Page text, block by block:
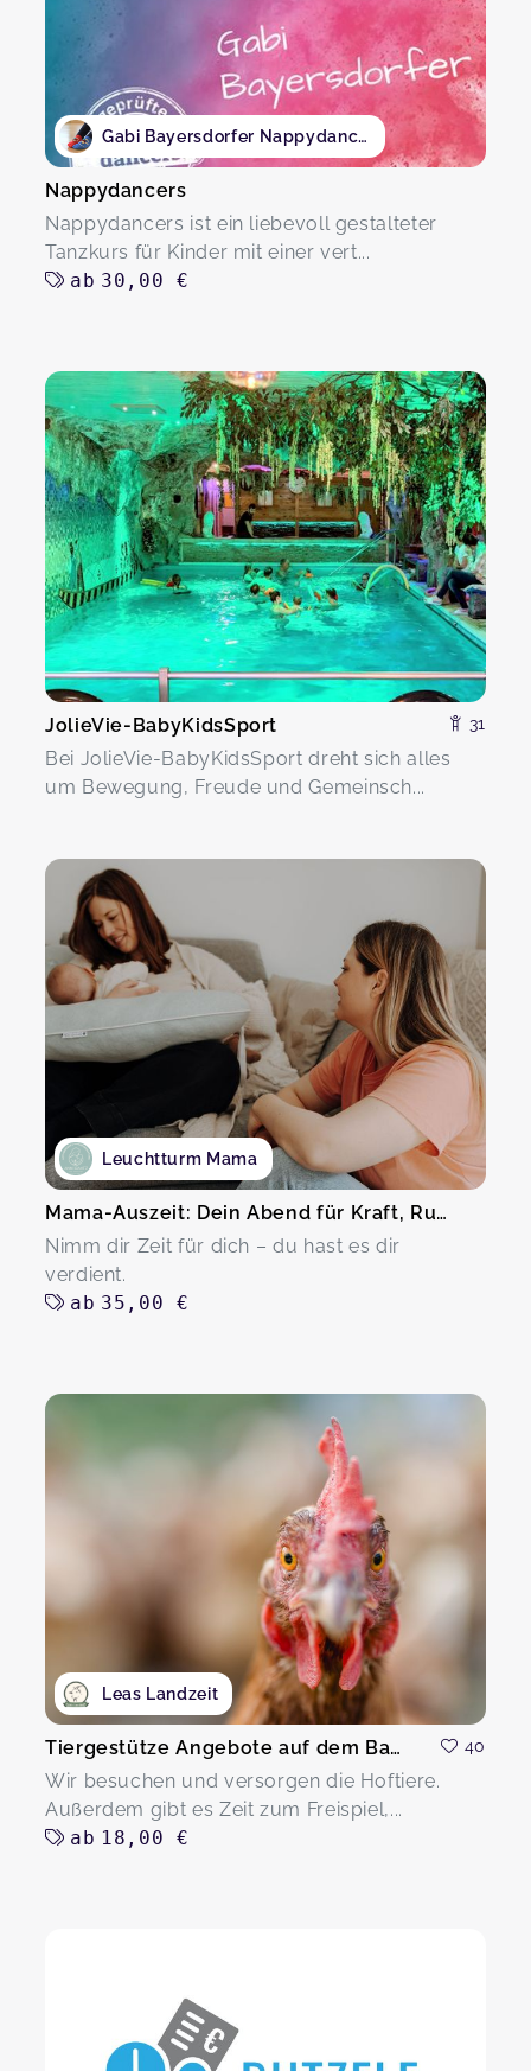
Gabi Bayersdorfer Nappydancers
Nappydancers
Nappydancers ist ein liebevoll gestalteter
Tanzkurs für Kinder mit einer vert...
ab 30,00 €
JolieVie-BabyKidsSport 31
Bei JolieVie-BabyKidsSport dreht sich alles
um Bewegung, Freude und Gemeinsch...
Leuchtturm Mama
Mama-Auszeit: Dein Abend für Kraft, Ruhe & Austausch
Nimm dir Zeit für dich – du hast es dir
verdient.
ab 35,00 €
Leas Landzeit
Tiergestütze Angebote auf dem Bauernhof 40
Wir besuchen und versorgen die Hoftiere.
Außerdem gibt es Zeit zum Freispiel,...
ab 18,00 €